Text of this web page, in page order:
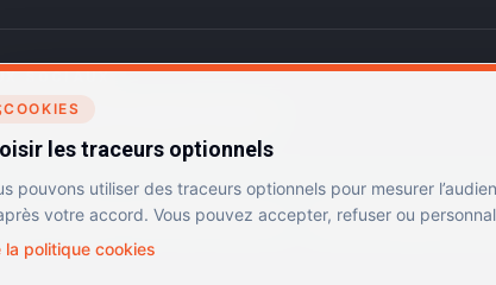
SOCIAUX
Facebook
Cinémas. Tous droits réservés. Mentions légales
COOKIES
les traceurs optionnels
pouvons utiliser des traceurs optionnels pour mesurer
votre accord. Vous pouvez accepter, refuser ou
la politique cookies